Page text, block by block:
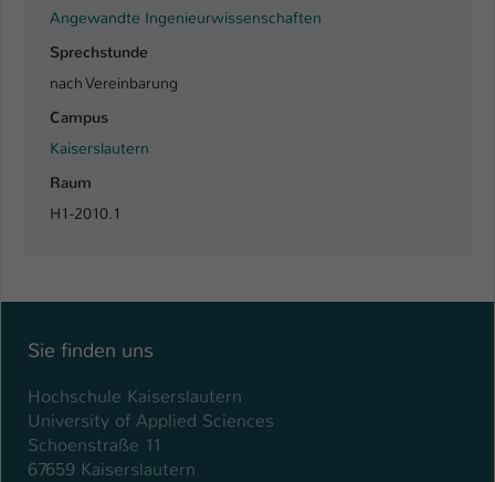
Angewandte Ingenieurwissenschaften
Sprechstunde
nach Vereinbarung
Campus
Kaiserslautern
Raum
H1-2010.1
Sie finden uns
Hochschule Kaiserslautern
University of Applied Sciences
Schoenstraße 11
67659 Kaiserslautern